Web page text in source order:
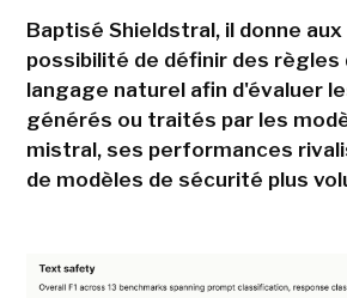
Baptisé Shieldstral, il donne
possibilité de définir des règles
langage naturel afin d'évaluer
générés ou traités par les
mistral, ses performances
de modèles de sécurité plus